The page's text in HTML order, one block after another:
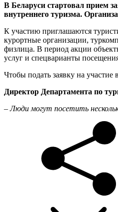
В Беларуси стартовал прием
внутреннего туризма.
К участию приглашаются
курортные организации,
физлица. В период акции
услуг и спецварианты
Чтобы подать заявку на
Директор Департамента по
– Люди могут посетить